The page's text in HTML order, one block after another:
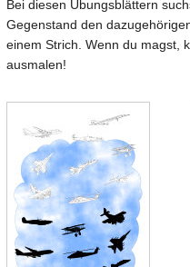
Bei diesen Übungsblättern
Gegenstand den
einem Strich. Wenn du magst,
ausmalen!